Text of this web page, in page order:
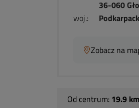
36-060
woj.:
Zobacz na
Od centrum: 19.9 km